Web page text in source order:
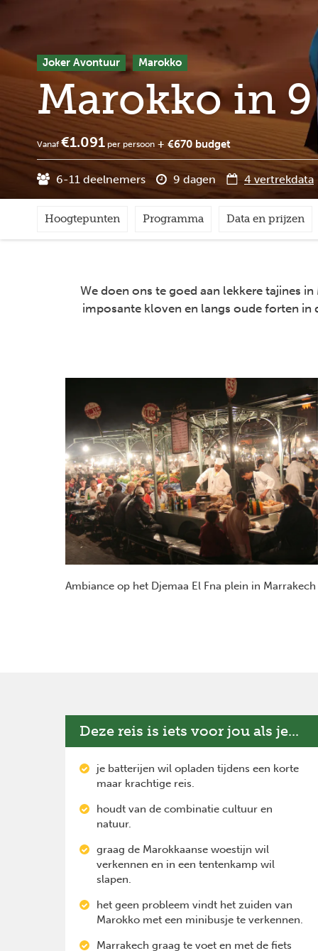
Joker Avontuur Marokko
Marokko in
Vanaf €1.091per persoon + €670 budget
6-11 deelnemers 9 dagen 4 vertrekdata
Hoogtepunten Programma Data en prijzen
We doen ons te goed aan lekkere tajines
imposante kloven en langs oude forten in
Ambiance op het Djemaa El Fna plein in Marrakech
Deze reis is iets voor jou als je...
je batterijen wil opladen tijdens een korte
maar krachtige reis.
houdt van de combinatie cultuur en
natuur.
graag de Marokkaanse woestijn wil
verkennen en in een tentenkamp wil
slapen.
het geen probleem vindt het zuiden van
Marokko met een minibusje te verkennen.
Marrakech graag te voet en met de fiets